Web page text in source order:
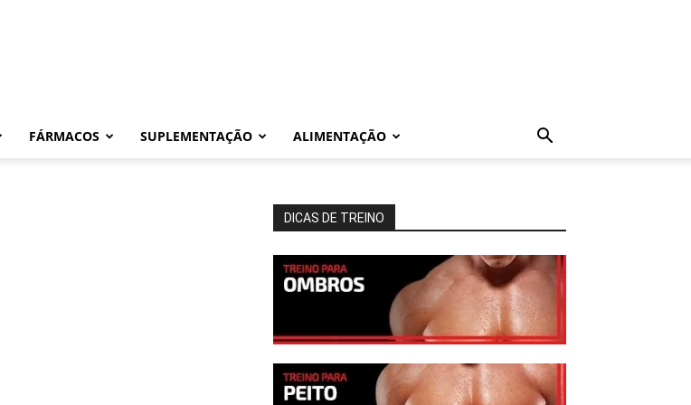
FÁRMACOS SUPLEMENTAÇÃO ALIMENTAÇÃO
DICAS DE TREINO